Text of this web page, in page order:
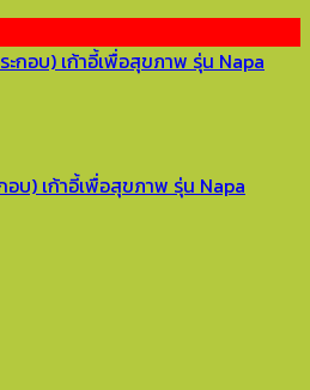
บ) เก้าอี้เพื่อสุขภาพ รุ่น Napa